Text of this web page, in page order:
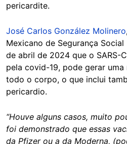
pericardite.
José Carlos González Molinero
Mexicano de Segurança Social
de abril de 2024 que o SARS-
pela covid-19, pode gerar
todo o corpo, o que inclui
pericardio.
“Houve alguns casos, muito
foi demonstrado que essas
da Pfizer ou a da Moderna,